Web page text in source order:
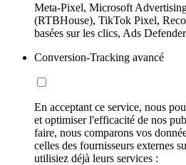
Meta-Pixel, Microsoft
(RTBHouse), TikTok Pixel,
basées sur les clics, Ads Defender
Conversion-Tracking avancé
En acceptant ce service, nous
et optimiser l'efficacité de nos
faire, nous comparons vos
celles des fournisseurs externes
utilisiez déjà leurs services :